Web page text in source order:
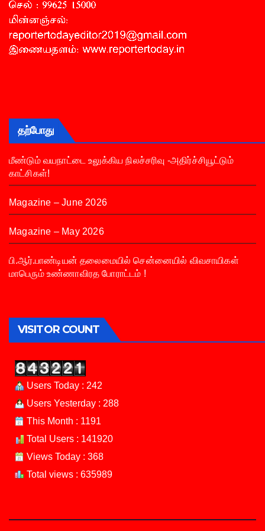
தற்போது
மீண்டும் வயநாட்டை உலுக்கிய நிலச்சரிவு -அதிர்ச்சியூட்டும்
காட்சிகள்!
Magazine – June 2026
Magazine – May 2026
பி.ஆர்.பாண்டியன் தலைமையில் சென்னையில் விவசாயிகள்
மாபெரும் உண்ணாவிரத போராட்டம் !
VISITOR COUNT
Users Today : 242
Users Yesterday : 288
This Month : 1191
Total Users : 141920
Views Today : 368
Total views : 635989